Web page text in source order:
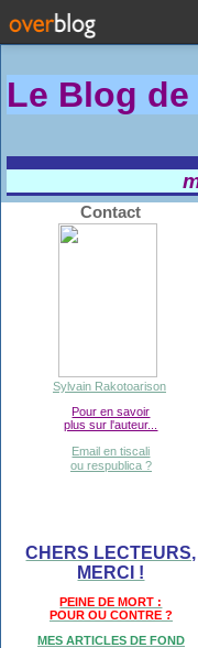
Le Blog
Contact
Sylvain Rakotoarison
Pour en savoir
plus sur l'auteur...
Email en tiscali
ou respublica ?
CHERS LECTEURS,
MERCI !
PEINE DE MORT :
POUR OU CONTRE ?
MES ARTICLES DE FOND